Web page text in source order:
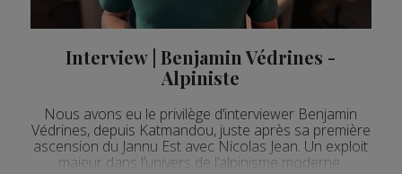
Interview | Benjamin Védrines -
Alpiniste
Nous avons eu le privilège d’interviewer Benjamin
Védrines, depuis Katmandou, juste après sa première
ascension du Jannu Est avec Nicolas Jean. Un exploit
majeur dans l’univers de l’alpinisme moderne.